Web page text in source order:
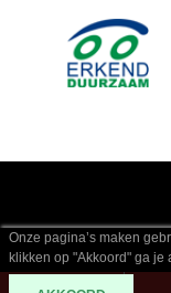
Onze pagina’s maken
klikken op "Akkoord" ga